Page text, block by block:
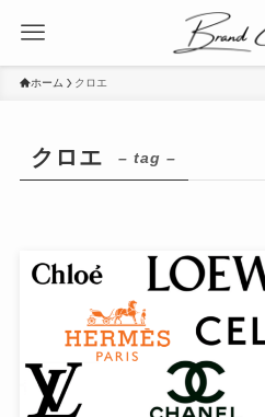
ホーム クロエ
クロエ – tag –